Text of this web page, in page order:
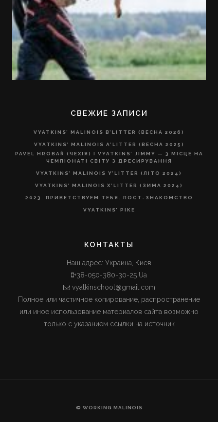
СВЕЖИЕ ЗАПИСИ
VYATKINS’ MALINOIS B’LITTER (ВЕСНА 2026)
VYATKINS’ MALINOIS A’LITTER (ВЕСНА 2025)
PAVEL HROBAŘ (ЧЕХІЯ) І VYATKINS’ JIMMY — 3 МІСЦЕ НА
ЧЕМПІОНАТІ СВІТУ З ДРЕСИРУВАННЯ
VYATKINS’ MALINOIS Y’LITTER (ЛІТО 2024)
VYATKINS’ MALINOIS X’LITTER (ЗИМА 2024)
2023. ПРИВЕТСТВУЕМ ТЕБЯ. ПОСТ-ЗНАКОМСТВО
VYATKINS’ PIKE
КОНТАКТЫ
Наш адрес: Украина, Киев
+38-050-380-30-25 Ua
vyatkinschool@gmail.com
Полное или частичное копирование, распространение
или иное использование материалов сайта возможно
только с указанием ссылки на источник
© WORKING MALINOIS